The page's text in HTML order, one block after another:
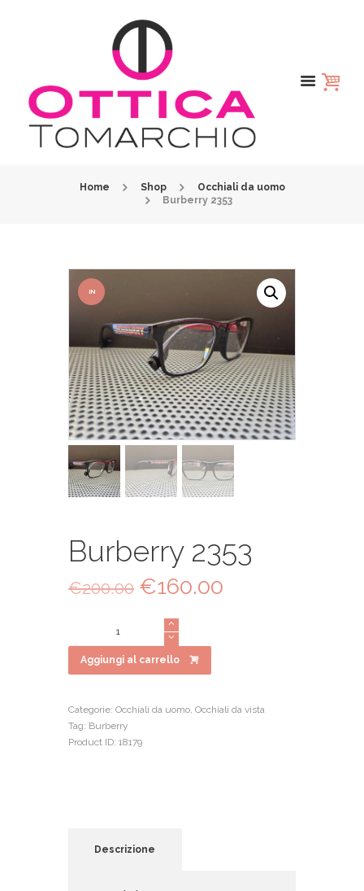
Home Shop
Occhiali da uomo
Burberry 2353
IN
Burberry 2353
€200.00 Il
prezzo
originale
era:
€200.00.
€160.00
quantità
Aggiungi al carrello
Categorie: Occhiali da uomo Occhiali da vista
Tag: Burberry
Product ID: 18179
Descrizione